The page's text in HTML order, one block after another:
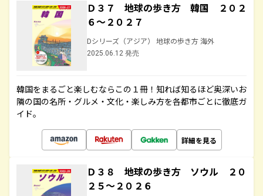
Ｄ３７ 地球の歩き方 韓国 ２０２
６～２０２７
Dシリーズ（アジア） 地球の歩き方 海外
2025.06.12 発売
韓国をまるごと楽しむならこの１冊！知れば知るほど奥深いお
隣の国の名所・グルメ・文化・楽しみ方を各都市ごとに徹底ガ
イド。
詳細を見る
Ｄ３８ 地球の歩き方 ソウル ２０
２５～２０２６